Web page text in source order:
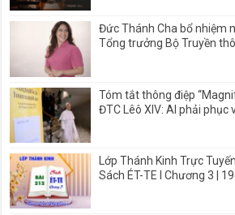
Đức Thánh Cha bổ nhiệm
Tổng trưởng Bộ Truyền
Tóm tắt thông điệp
ĐTC Lêô XIV: AI phải phục
Lớp Thánh Kinh Trực
Sách ÉT-TE I Chương 3 |